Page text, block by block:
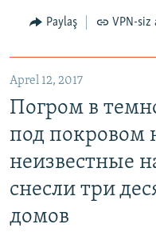
Paylaş VPN-siz
Aprel 12, 2017
Погром в
под покровом
неизвестные
снесли три
домов